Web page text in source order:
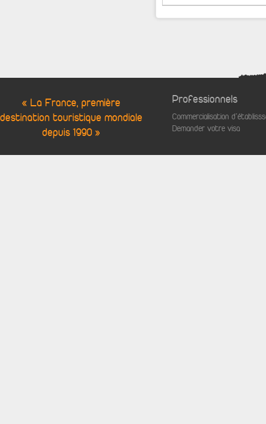
« La France, première
destination touristique mondiale
depuis 1990 »
Professionnels
Commercialisation
Demander votre visa